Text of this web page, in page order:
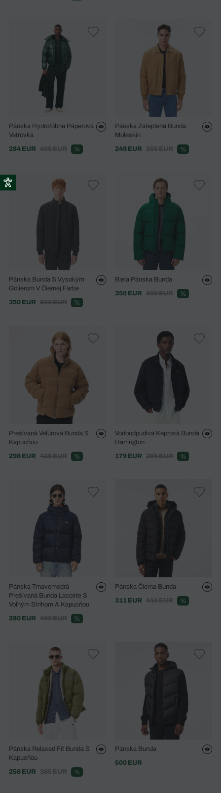
Pánska Hydrofóbna Páperová
Vetrovka
284 EUR
405 EUR %
Pánska Zateplená Bunda
Moleskin
249 EUR
355 EUR %
Pánska Bunda S Vysokým
Golierom V Čiernej Farbe
350 EUR
500 EUR %
Biela Pánska Bunda
350 EUR
500 EUR %
Prešívaná Velúrová Bunda S
Kapucňou
298 EUR
425 EUR %
Vodoodpudivá Keprová Bunda
Harrington
179 EUR
255 EUR %
Pánska Tmavomodrá
Prešívaná Bunda Lacoste S
Voľným Strihom A Kapucňou
280 EUR
400 EUR %
Pánska Čierna Bunda
311 EUR
444 EUR %
Pánska Relaxed Fit Bunda S
Kapucňou
256 EUR
365 EUR %
Pánska Bunda
500 EUR